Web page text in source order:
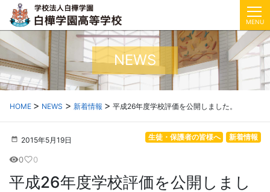
MENU
NEWS
HOME NEWS 新着情報 平成26年度学校評価を公開しました。
2015年5月19日 新着情報
生徒・保護者の皆様へ
visibility0favorite_border0
平成26年度学校評価を公開しまし